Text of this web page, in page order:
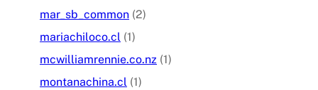
mar_sb_common (2)
mariachiloco.cl (1)
mcwilliamrennie.co.nz (1)
montanachina.cl (1)